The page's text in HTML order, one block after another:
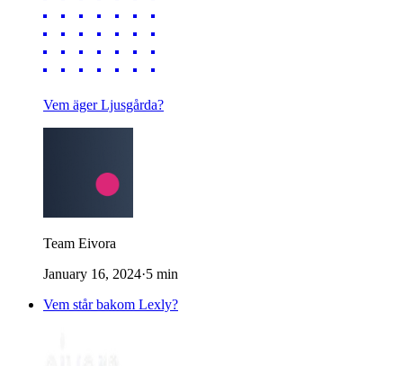
Vem äger Ljusgårda?
Team Eivora
January 16, 2024·5 min
Vem står bakom Lexly?